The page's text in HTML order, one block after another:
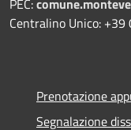
PEC:
Centralino Unico:
Prenotazione
Segnalazione